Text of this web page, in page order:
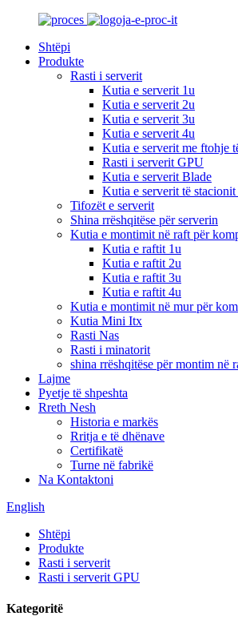
Shtëpi
Produkte
Rasti i serverit
Kutia e serverit 1u
Kutia e serverit 2u
Kutia e serverit 3u
Kutia e serverit 4u
Kutia e serverit me ftohje
Rasti i serverit GPU
Kutia e serverit Blade
Kutia e serverit të stacionit
Tifozët e serverit
Shina rrëshqitëse për serverin
Kutia e montimit në raft për
Kutia e raftit 1u
Kutia e raftit 2u
Kutia e raftit 3u
Kutia e raftit 4u
Kutia e montimit në mur për
Kutia Mini Itx
Rasti Nas
Rasti i minatorit
shina rrëshqitëse për montim në
Lajme
Pyetje të shpeshta
Rreth Nesh
Historia e markës
Rritja e të dhënave
Certifikatë
Turne në fabrikë
Na Kontaktoni
English
Shtëpi
Produkte
Rasti i serverit
Rasti i serverit GPU
Kategoritë